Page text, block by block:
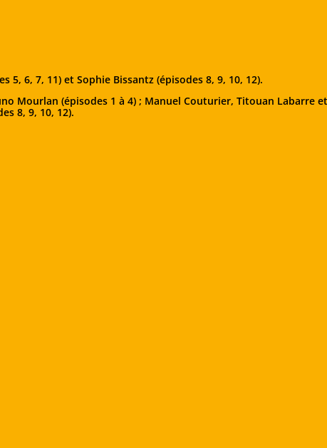
5, 6, 7, 11) et Sophie Bissantz (épisodes 8, 9, 10, 12).
Mourlan (épisodes 1 à 4) ; Manuel Couturier, Titouan Labarre
8, 9, 10, 12).